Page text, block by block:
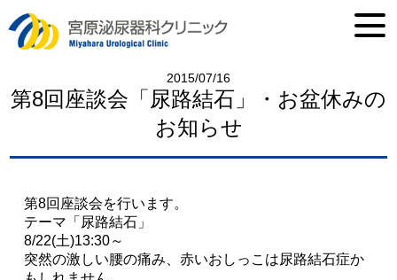
2015/07/16
第8回座談会「尿路結石」・お盆休みの
お知らせ
第8回座談会を行います。
テーマ「尿路結石」
8/22(土)13:30～
突然の激しい腰の痛み、赤いおしっこは尿路結石症か